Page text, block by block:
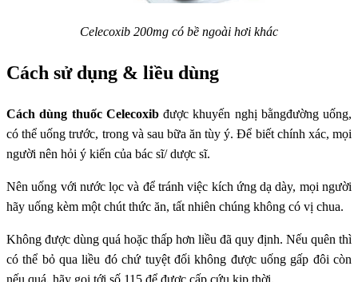
Celecoxib 200mg có bề ngoài hơi khác
Cách sử dụng & liều dùng
Cách dùng thuốc Celecoxib được khuyến nghị bằngđường uống,
có thể uống trước, trong và sau bữa ăn tùy ý. Để biết chính xác, mọi
người nên hỏi ý kiến của bác sĩ/ dược sĩ.
Nên uống với nước lọc và để tránh việc kích ứng dạ dày, mọi người
hãy uống kèm một chút thức ăn, tất nhiên chúng không có vị chua.
Không được dùng quá hoặc thấp hơn liều đã quy định. Nếu quên thì
có thể bỏ qua liều đó chứ tuyệt đối không được uống gấp đôi còn
nếu quá, hãy gọi tới số 115 để được cấp cứu kịp thời.